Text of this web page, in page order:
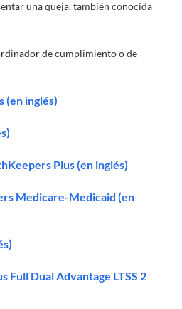
una queja, también conocida
de cumplimiento o de
(en inglés)
Plus (en inglés)
Medicare-Medicaid (en
Full Dual Advantage LTSS 2